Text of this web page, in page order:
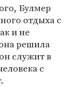
Булмер
отдыха с
и не
решила
служит в
с